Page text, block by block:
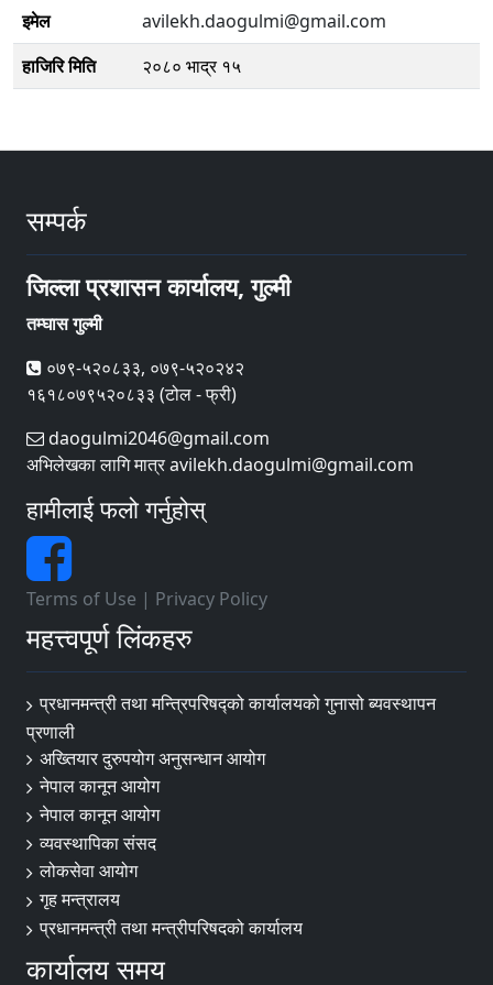
इमेल
avilekh.daogulmi@gmail.com
हाजिरि मिति
२०८० भाद्र १५
सम्पर्क
जिल्ला प्रशासन कार्यालय, गुल्मी
तम्घास गुल्मी
०७९-५२०८३३, ०७९-५२०२४२
१६१८०७९५२०८३३ (टोल - फ्री)
daogulmi2046@gmail.com
अभिलेखका लागि मात्र avilekh.daogulmi@gmail.com
हामीलाई फलो गर्नुहोस्
Terms of Use | Privacy Policy
महत्त्वपूर्ण लिंकहरु
प्रधानमन्त्री तथा मन्त्रिपरिषद्को कार्यालयको गुनासो ब्यवस्थापन
प्रणाली
अख्तियार दुरुपयोग अनुसन्धान आयोग
नेपाल कानून आयोग
नेपाल कानून आयोग
व्यवस्थापिका संसद
लोकसेवा आयोग
गृह मन्त्रालय
प्रधानमन्त्री तथा मन्त्रीपरिषदको कार्यालय
कार्यालय समय